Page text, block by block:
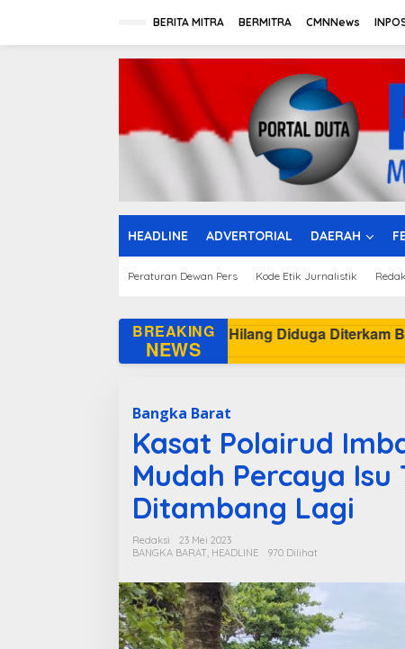
BERITA MITRA BERMITRA CMNNews
HEADLINE ADVERTORIAL DAERAH
Peraturan Dewan Pers Kode Etik Jurnalistik
BREAKING
NEWS
Bangka Barat
Kasat Polairud
Mudah Percaya
Ditambang Lagi
Redaksi
23 Mei 2023
BANGKA BARAT, HEADLINE 970 Dilihat